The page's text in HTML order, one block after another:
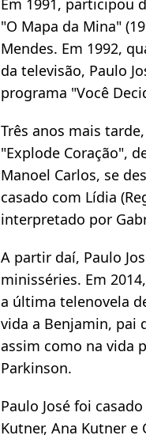
Em 1991, participou
"O Mapa da Mina"
Mendes. Em 1992,
da televisão, Paulo
programa "Você
Três anos mais
"Explode Coração",
Manoel Carlos, se
casado com Lídia
interpretado por
A partir daí, Paulo
minisséries. Em
a última telenovela
vida a Benjamin, pai
assim como na vida
Parkinson.
Paulo José foi
Kutner, Ana Kutner